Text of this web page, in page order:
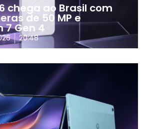
chega ao Brasil com
de 50 MP e
7 Gen 4
20:48